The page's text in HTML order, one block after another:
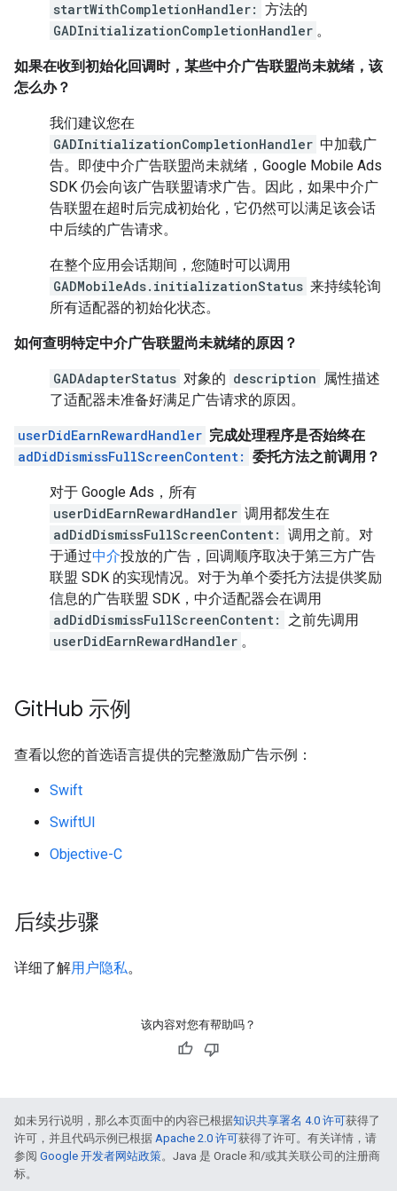
startWithCompletionHandler: 方法的
GADInitializationCompletionHandler 。
如果在收到初始化回调时，某些中介广告联盟尚未就绪，该
怎么办？
我们建议您在
GADInitializationCompletionHandler 中加载广
告。即使中介广告联盟尚未就绪， Google Mobile Ads
SDK 仍会向该广告联盟请求广告。因此，如果中介广
告联盟在超时后完成初始化，它仍然可以满足该会话
中后续的广告请求。
在整个应用会话期间，您随时可以调用
GADMobileAds.initializationStatus 来持续轮询
所有适配器的初始化状态。
如何查明特定中介广告联盟尚未就绪的原因？
GADAdapterStatus 对象的 description 属性描述
了适配器未准备好满足广告请求的原因。
userDidEarnRewardHandler 完成处理程序是否始终在
adDidDismissFullScreenContent: 委托方法之前调用？
对于 Google Ads，所有
userDidEarnRewardHandler 调用都发生在
adDidDismissFullScreenContent: 调用之前。对
于通过中介投放的广告，回调顺序取决于第三方广告
联盟 SDK 的实现情况。对于为单个委托方法提供奖励
信息的广告联盟 SDK，中介适配器会在调用
adDidDismissFullScreenContent:
之前先调用
userDidEarnRewardHandler 。
GitHub 示例
查看以您的首选语言提供的完整激励广告示例：
Swift
SwiftUI
Objective-C
后续步骤
详细了解用户隐私。
该内容对您有帮助吗？
如未另行说明，那么本页面中的内容已根据知识共享署名 4.0 许可获得了
许可，并且代码示例已根据 Apache 2.0 许可获得了许可。有关详情，请
参阅 Google 开发者网站政策。Java 是 Oracle 和/或其关联公司的注册商
标。